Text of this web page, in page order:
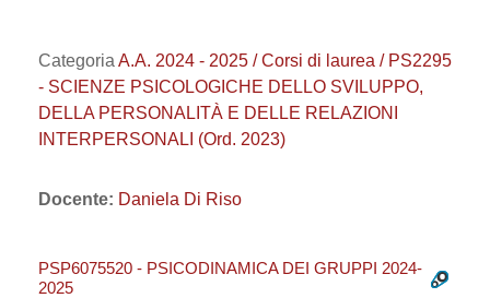
Categoria A.A. 2024 - 2025 / Corsi di laurea / PS2295
- SCIENZE PSICOLOGICHE DELLO SVILUPPO,
DELLA PERSONALITÀ E DELLE RELAZIONI
INTERPERSONALI (Ord. 2023)
Docente: Daniela Di Riso
PSP6075520 - PSICODINAMICA DEI GRUPPI 2024-
2025